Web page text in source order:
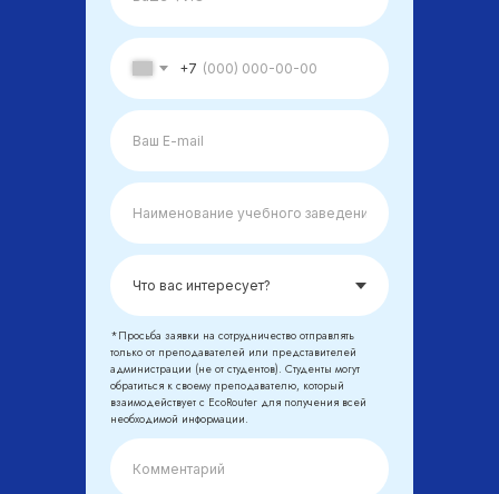
+7
*Просьба заявки на сотрудничество отправлять
только от преподавателей или представителей
администрации (не от студентов). Студенты могут
обратиться к своему преподавателю, который
взаимодействует с EcoRouter для получения всей
необходимой информации.